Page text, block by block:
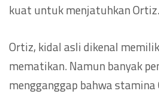
kuat untuk menjatuhkan Ortiz.
Ortiz, kidal asli dikenal
mematikan. Namun banyak
mengganggap bahwa